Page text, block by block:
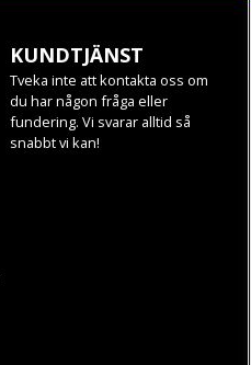
KUNDTJÄNST
Tveka inte att kontakta oss om
du har någon fråga eller
fundering. Vi svarar alltid så
snabbt vi kan!